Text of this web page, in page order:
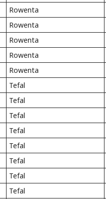
Rowenta
Rowenta
Rowenta
Rowenta
Rowenta
Tefal
Tefal
Tefal
Tefal
Tefal
Tefal
Tefal
Tefal